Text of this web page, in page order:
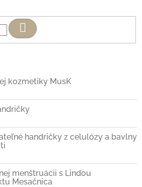
Hľadať
kozmetiky MusK
handričky z celulózy a bavlny
menštruácii s Lindou
Mesačnica